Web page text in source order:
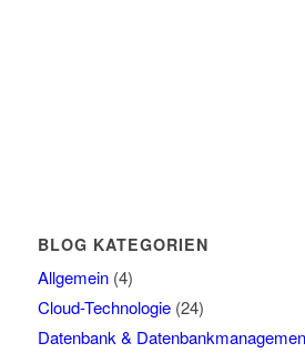
BLOG KATEGORIEN
Allgemein(4)
Cloud-Technologie(24)
Datenbank &